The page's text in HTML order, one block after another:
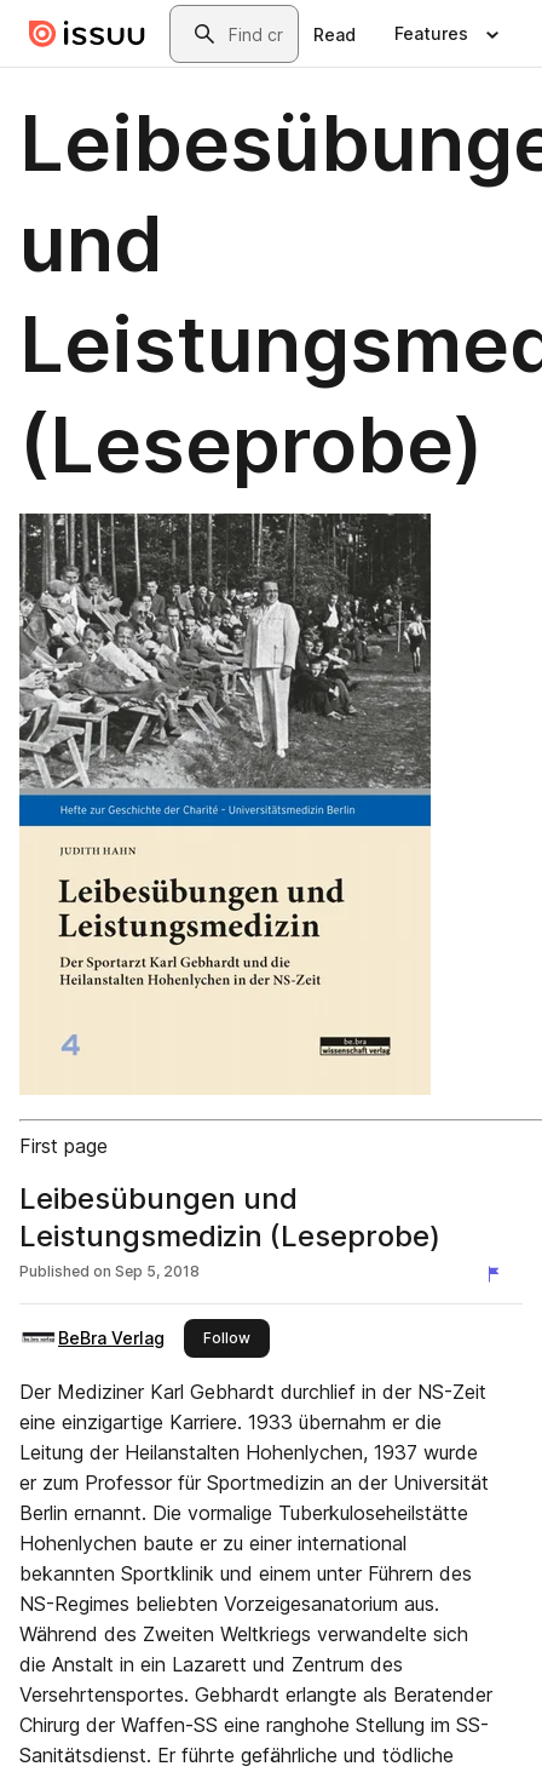
Skip to main contentSearch
Read Features
und
(Leseprobe)
First page
Leibesübungen und
Leistungsmedizin (Leseprobe)
Published on Sep 5, 2018
BeBra Verlag Followthis publisher
Der Mediziner Karl Gebhardt durchlief in der NS-Zeit
eine einzigartige Karriere. 1933 übernahm er die
Leitung der Heilanstalten Hohenlychen, 1937 wurde
er zum Professor für Sportmedizin an der Universität
Berlin ernannt. Die vormalige Tuberkuloseheilstätte
Hohenlychen baute er zu einer international
bekannten Sportklinik und einem unter Führern des
NS-Regimes beliebten Vorzeigesanatorium aus.
Während des Zweiten Weltkriegs verwandelte sich
die Anstalt in ein Lazarett und Zentrum des
Versehrtensportes. Gebhardt erlangte als Beratender
Chirurg der Waffen-SS eine ranghohe Stellung im SS-
Sanitätsdienst. Er führte gefährliche und tödliche